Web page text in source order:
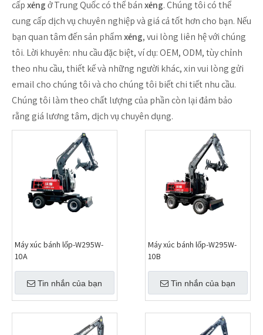
cấpxẻngở Trung Quốc có thể bánxẻng. Chúng tôi có thể
cung cấp dịch vụ chuyên nghiệp và giá cả tốt hơn cho bạn. Nếu
bạn quan tâm đến sản phẩmxẻng, vui lòng liên hệ với chúng
tôi. Lời khuyên: nhu cầu đặc biệt, ví dụ: OEM, ODM, tùy chỉnh
theo nhu cầu, thiết kế và những người khác, xin vui lòng gửi
email cho chúng tôi và cho chúng tôi biết chi tiết nhu cầu.
Chúng tôi làm theo chất lượng của phần còn lại đảm bảo
rằng giá lương tâm, dịch vụ chuyên dụng.
Máy xúc bánh lốp-W295W-
10A
Tin nhắn của bạn
Máy xúc bánh lốp-W295W-
10B
Tin nhắn của bạn